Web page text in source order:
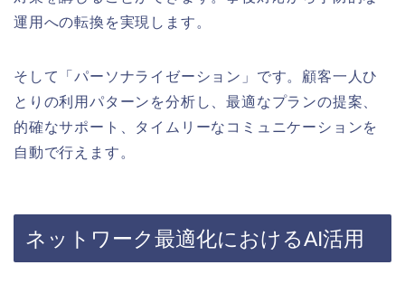
運用への転換を実現します。
そして「パーソナライゼーション」です。顧客一人ひ
とりの利用パターンを分析し、最適なプランの提案、
的確なサポート、タイムリーなコミュニケーションを
自動で行えます。
ネットワーク最適化におけるAI活用